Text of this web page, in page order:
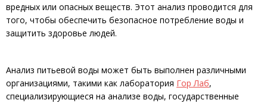
вредных или опасных веществ. Этот анализ проводится для
того, чтобы обеспечить безопасное потребление воды и
защитить здоровье людей.
Анализ питьевой воды может быть выполнен различными
организациями, такими как лаборатория Гор Лаб,
специализирующиеся на анализе воды, государственные